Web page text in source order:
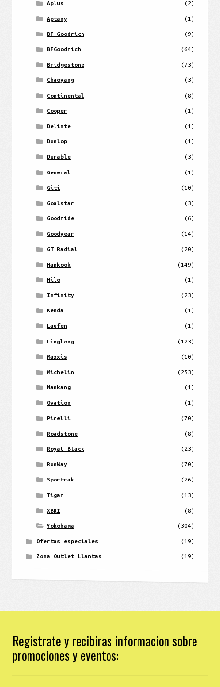
Aplus (2)
Aptany (1)
BF Goodrich (9)
BFGoodrich (64)
Bridgestone (73)
Chaoyang (3)
Continental (8)
Cooper (1)
Delinte (1)
Dunlop (1)
Durable (3)
General (1)
Giti (10)
Goalstar (3)
Goodride (6)
Goodyear (14)
GT Radial (20)
Hankook (149)
Hilo (1)
Infinity (23)
Kenda (1)
Laufen (1)
Linglong (123)
Maxxis (10)
Michelin (253)
Nankang (1)
Ovation (1)
Pirelli (70)
Roadstone (8)
Royal Black (23)
RunWay (70)
Sportrak (26)
Tigar (13)
XBRI (8)
Yokohama (304)
Ofertas especiales (19)
Zona Outlet Llantas (19)
Registrate y recibiras informacion sobre
promociones y eventos: